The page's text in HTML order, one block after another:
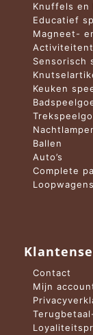
Knuffels en
Educatief
Magneet-
Sensorisch
Keuken
Ballen
Auto’s
Complete
Contact
Mijn